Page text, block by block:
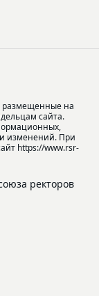
размещенные на
сайта.
изменений. При
https://www.rsr-
ректоров